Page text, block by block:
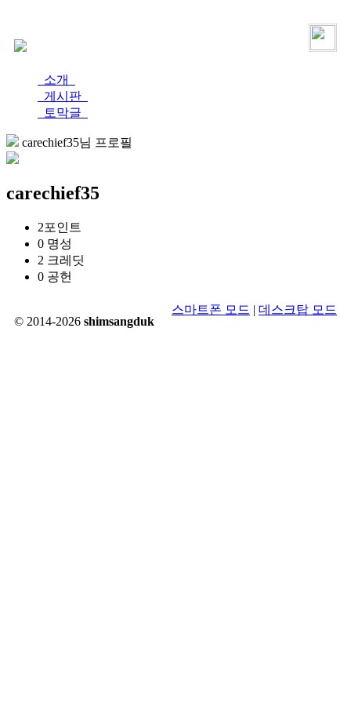
소개
게시판
토막글
carechief35님 프로필
carechief35
2포인트
0 명성
2 크레딧
0 공헌
© 2014-2026 shimsangduk
스마트폰 모드 | 데스크탑 모드